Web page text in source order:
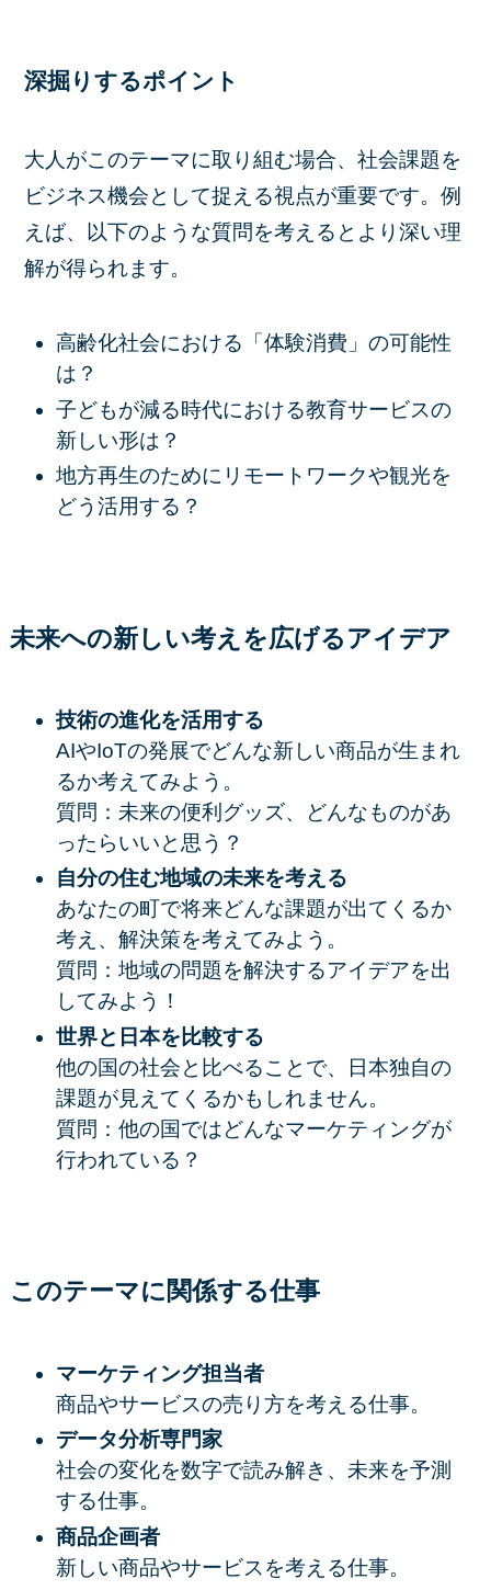
深掘りするポイント
大人がこのテーマに取り組む場合、社会課題を
ビジネス機会として捉える視点が重要です。例
えば、以下のような質問を考えるとより深い理
解が得られます。
高齢化社会における「体験消費」の可能性
は？
子どもが減る時代における教育サービスの
新しい形は？
地方再生のためにリモートワークや観光を
どう活用する？
未来への新しい考えを広げるアイデア
技術の進化を活用する
AIやIoTの発展でどんな新しい商品が生まれ
るか考えてみよう。
質問：未来の便利グッズ、どんなものがあ
ったらいいと思う？
自分の住む地域の未来を考える
あなたの町で将来どんな課題が出てくるか
考え、解決策を考えてみよう。
質問：地域の問題を解決するアイデアを出
してみよう！
世界と日本を比較する
他の国の社会と比べることで、日本独自の
課題が見えてくるかもしれません。
質問：他の国ではどんなマーケティングが
行われている？
このテーマに関係する仕事
マーケティング担当者
商品やサービスの売り方を考える仕事。
データ分析専門家
社会の変化を数字で読み解き、未来を予測
する仕事。
商品企画者
新しい商品やサービスを考える仕事。